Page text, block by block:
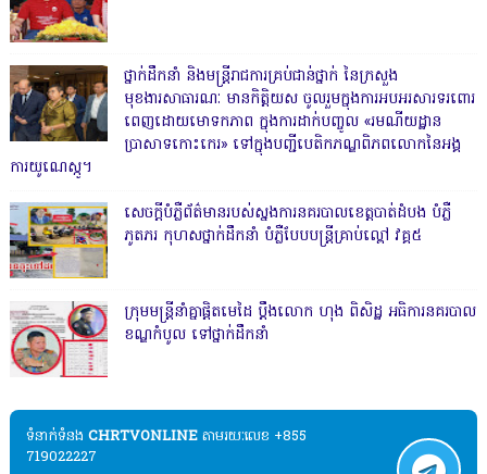
ថ្នាក់ដឹកនាំ និងមន្ត្រីរាជការគ្រប់ជាន់ថ្នាក់ នៃក្រសួង
មុខងារសាធារណៈ មានកិត្តិយស ចូលរួមក្នុងការអបអរសារទរពោរ
ពេញដោយមោទកភាព ក្នុងការដាក់បញ្ចូល «រមណីយដ្ឋាន
ប្រាសាទកោះកេរ» ទៅក្នុងបញ្ជីបេតិកភណ្ឌពិភពលោកនៃអង្គ
ការយូណេស្កូ។
សេចក្តីបំភ្លឺព័ត៌មានរបស់ស្នងការនគរបាលខេត្តបាត់ដំបង បំភ្លឺ
ភូតភរ កុហសថ្នាក់ដឹកនាំ បំភ្លឺបែបបន្ត្រីគ្រាប់ល្ពៅ វគ្គ៥
ក្រុមមន្ត្រីនាំគ្នាផ្ដិតមេដៃ ប្ដឹងលោក ហុង ពិសិដ្ឋ អធិការនគរបាល
ខណ្ឌកំបូល ទៅថ្នាក់ដឹកនាំ
ទំនាក់ទំនង​​ CHRTVONLINE តាមរយៈលេខ +855
719022227